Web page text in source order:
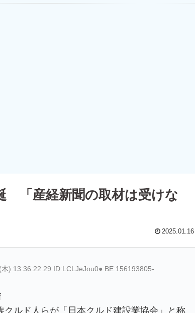
「産経新聞の取材は受けな
2025.01.16
) 13:36:22.29 ID:LCLJeJou0● BE:156193805-
ルド人らが「日本クルド建設業協会」と称